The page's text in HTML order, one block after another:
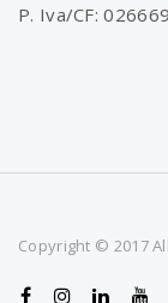
P. Iva/CF:
Copyright © 2017